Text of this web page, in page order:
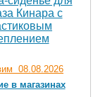
Кинара с
08.08.2026
в магазинах